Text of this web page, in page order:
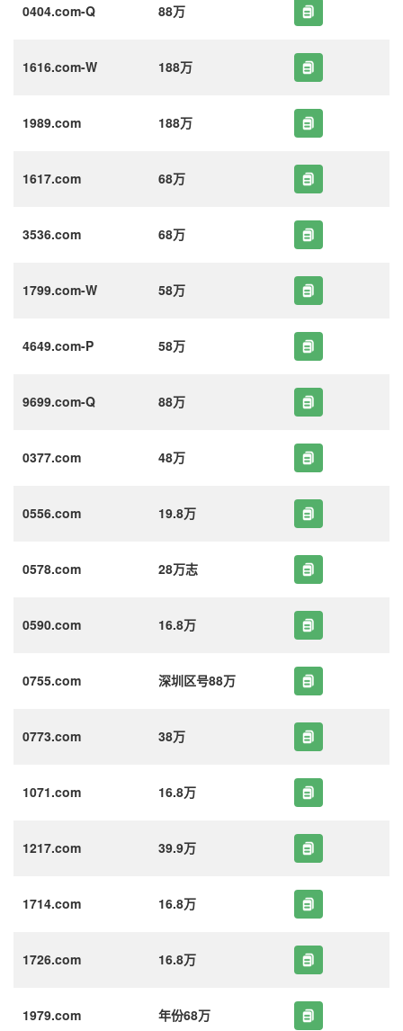
0404.com-Q 88万
1616.com-W 188万
1989.com 188万
1617.com 68万
3536.com 68万
1799.com-W 58万
4649.com-P 58万
9699.com-Q 88万
0377.com 48万
0556.com 19.8万
0578.com 28万志
0590.com 16.8万
0755.com 深圳区号88万
0773.com 38万
1071.com 16.8万
1217.com 39.9万
1714.com 16.8万
1726.com 16.8万
1979.com 年份68万